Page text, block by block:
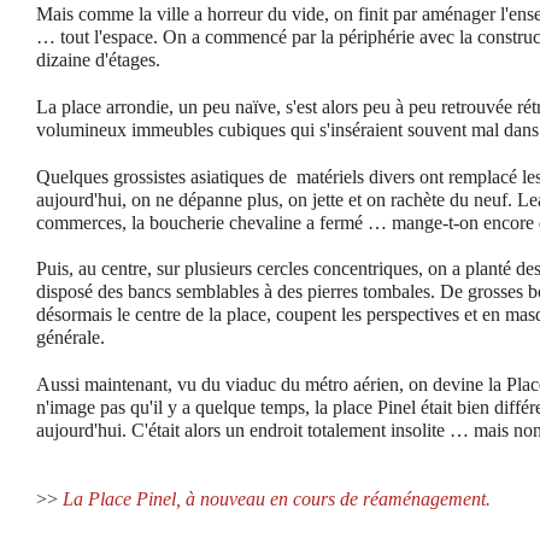
Mais comme la ville a horreur du vide, on finit par aménager
… tout l'espace. On a commencé par la périphérie avec la
dizaine d'étages.
La place arrondie, un peu naïve, s'est alors peu à peu retrouvée
volumineux immeubles cubiques qui s'inséraient souvent mal
Quelques grossistes asiatiques de matériels divers ont remplacé
aujourd'hui, on ne dépanne plus, on jette et on rachète du neuf.
commerces, la boucherie chevaline a fermé … mange-t-on encore
Puis, au centre, sur plusieurs cercles concentriques, on a planté
disposé des bancs semblables à des pierres tombales. De grosses
désormais le centre de la place, coupent les perspectives et en
générale.
Aussi maintenant, vu du viaduc du métro aérien, on devine la
n'image pas qu'il y a quelque temps, la place Pinel était bien
aujourd'hui. C'était alors un endroit totalement insolite … mais
>> La Place Pinel, à nouveau en cours de réaménagement.